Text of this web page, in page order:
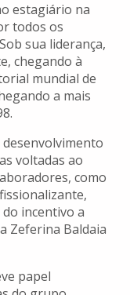
estagiário na
todos os
sua liderança,
chegando à
mundial de
a mais
voltadas ao
como
incentivo a
Zeferina Baldaia
papel